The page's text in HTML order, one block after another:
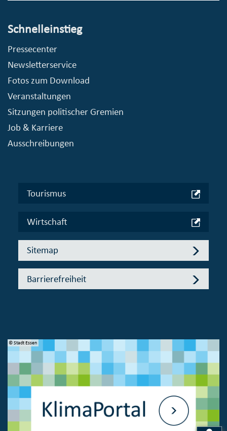
Schnelleinstieg
Pressecenter
Newsletterservice
Fotos zum Download
Veranstaltungen
Sitzungen politischer Gremien
Job & Karriere
Ausschreibungen
Tourismus
Wirtschaft
Sitemap
Barrierefreiheit
© Stadt Essen